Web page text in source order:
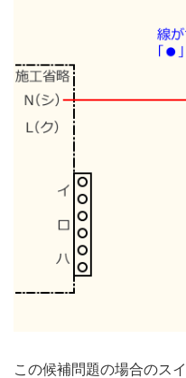
この候補問題の場合のス